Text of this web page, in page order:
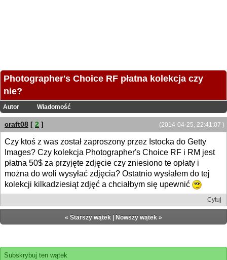
Photographer's Choice RF płatna kolekcja czy
nie?
Autor Wiadomość
(2014-04-25, 22:41:07 )
craft08 [ 2 ]
Czy ktoś z was został zaproszony przez Istocka do Getty
Images? Czy kolekcja Photographer's Choice RF i RM jest
płatna 50$ za przyjęte zdjęcie czy zniesiono te opłaty i
można do woli wysyłać zdjęcia? Ostatnio wysłałem do tej
kolekcji kilkadziesiąt zdjęć a chciałbym się upewnić
Cytuj
« Starszy wątek Nowszy wątek »
Subskrybuj ten wątek